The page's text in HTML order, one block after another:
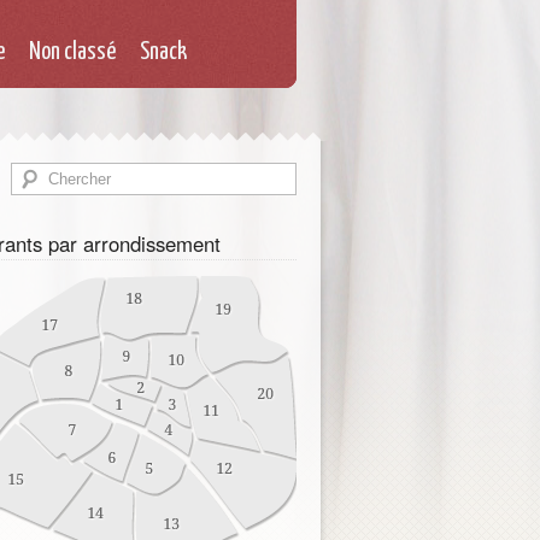
Non classé Snack
par arrondissement